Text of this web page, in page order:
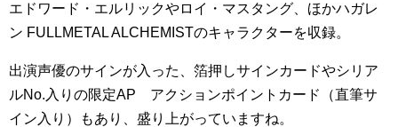
エドワード・エルリックやロイ・マスタング、ほかハガレ
ン FULLMETAL ALCHEMISTのキャラクターを収録。
出演声優のサインが入った、箔押しサインカードやシリア
ルNo.入りの限定AP アクションポイントカード（直筆サ
イン入り）もあり、盛り上がっていますね。